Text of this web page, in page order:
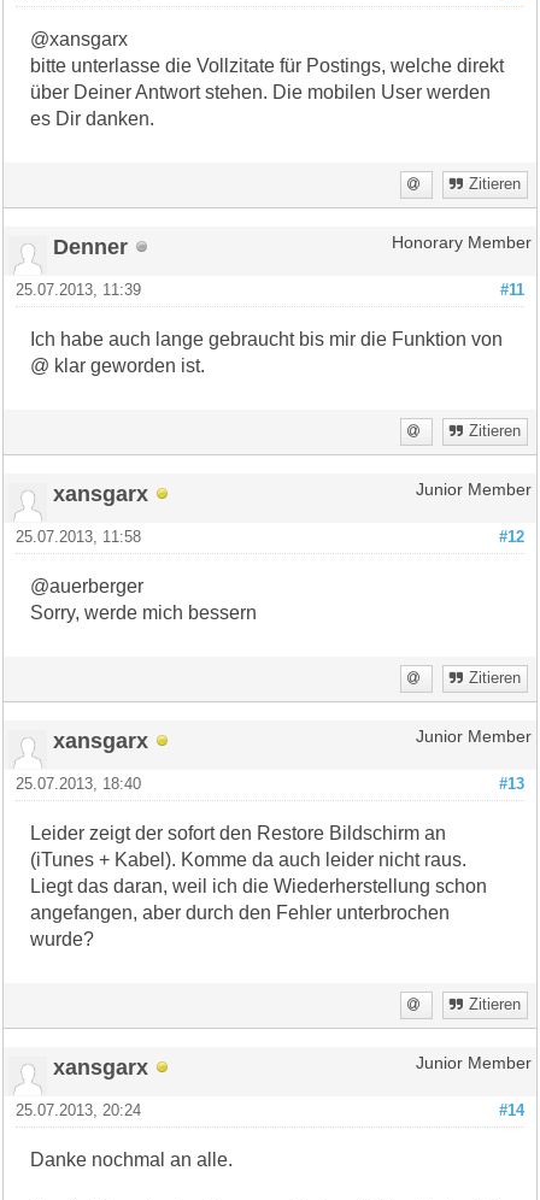
@xansgarx
bitte unterlasse die Vollzitate für Postings, welche direkt
über Deiner Antwort stehen. Die mobilen User werden
es Dir danken.
Zitieren
Denner Honorary Member
#11
25.07.2013, 11:39
Ich habe auch lange gebraucht bis mir die Funktion von
@ klar geworden ist.
Zitieren
xansgarx Junior Member
#12
25.07.2013, 11:58
@auerberger
Sorry, werde mich bessern
Zitieren
xansgarx Junior Member
#13
25.07.2013, 18:40
Leider zeigt der sofort den Restore Bildschirm an
(iTunes + Kabel). Komme da auch leider nicht raus.
Liegt das daran, weil ich die Wiederherstellung schon
angefangen, aber durch den Fehler unterbrochen
wurde?
Zitieren
xansgarx Junior Member
#14
25.07.2013, 20:24
Danke nochmal an alle.